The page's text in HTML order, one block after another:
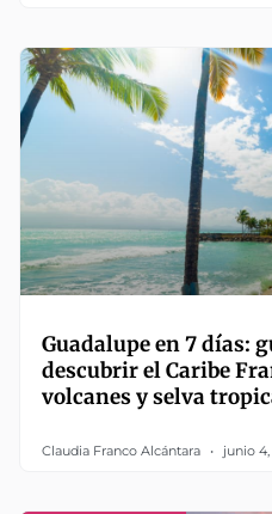
Guadalupe en 7 días:
descubrir el Caribe
volcanes y selva
Claudia Franco Alcántara junio